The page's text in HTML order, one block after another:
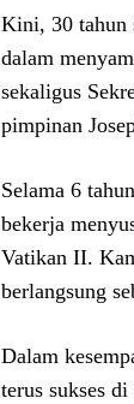
Kini, 30 tahun
dalam
sekaligus
pimpinan
Selama 6
bekerja
Vatikan II.
berlangsung
Dalam
terus sukses